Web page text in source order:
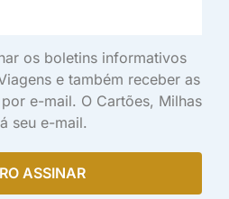
os boletins informativos
e também receber as
e-mail. O Cartões, Milhas
seu e-mail.
ASSINAR